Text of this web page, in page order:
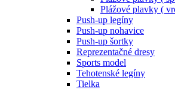
Plážové plavky (
Push-up legíny
Push-up nohavice
Push-up šortky
Reprezentačné dresy
Sports model
Tehotenské legíny
Tielka